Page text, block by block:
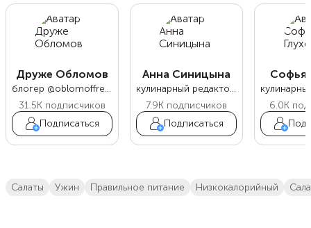
Друже Обломов
блогер @oblomoffrecipe
31.5K подписчиков
Подписаться
Анна Синицына
кулинарный редактор Food.ru
7.9K подписчиков
Подписаться
Софья
6.0K
салаты ужин правильное питание низкокалорийный